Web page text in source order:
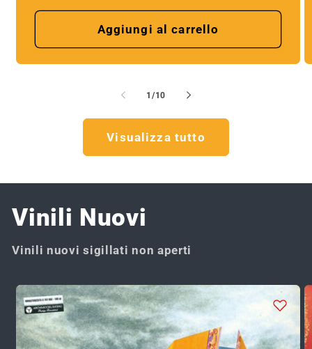
listino
Aggiungi al carrello
1 /su
10
Visualizza tutto
Vinili Nuovi
Vinili nuovi sigillati non aperti